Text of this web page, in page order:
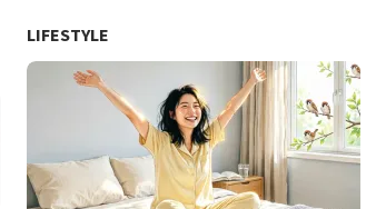
LIFESTYLE